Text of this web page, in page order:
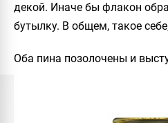
декой. Иначе бы флакон
бутылку. В общем, такое
Оба пина позолочены и